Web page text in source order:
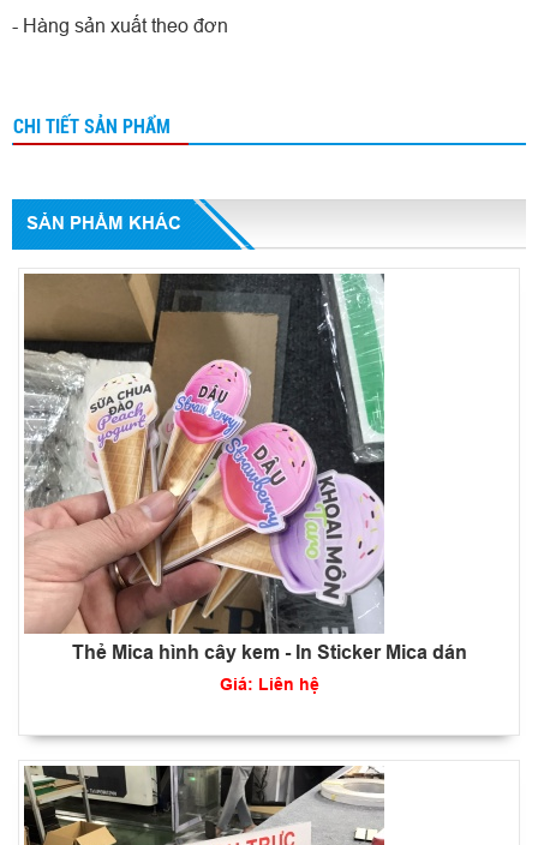
- Hàng sản xuất theo đơn
CHI TIẾT SẢN PHẨM
SẢN PHẨM KHÁC
Thẻ Mica hình cây kem - In Sticker Mica dán
Giá: Liên hệ